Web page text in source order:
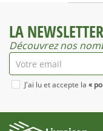
LA NEWSLETTER
Découvrez nos
J'ai lu et accepte la «